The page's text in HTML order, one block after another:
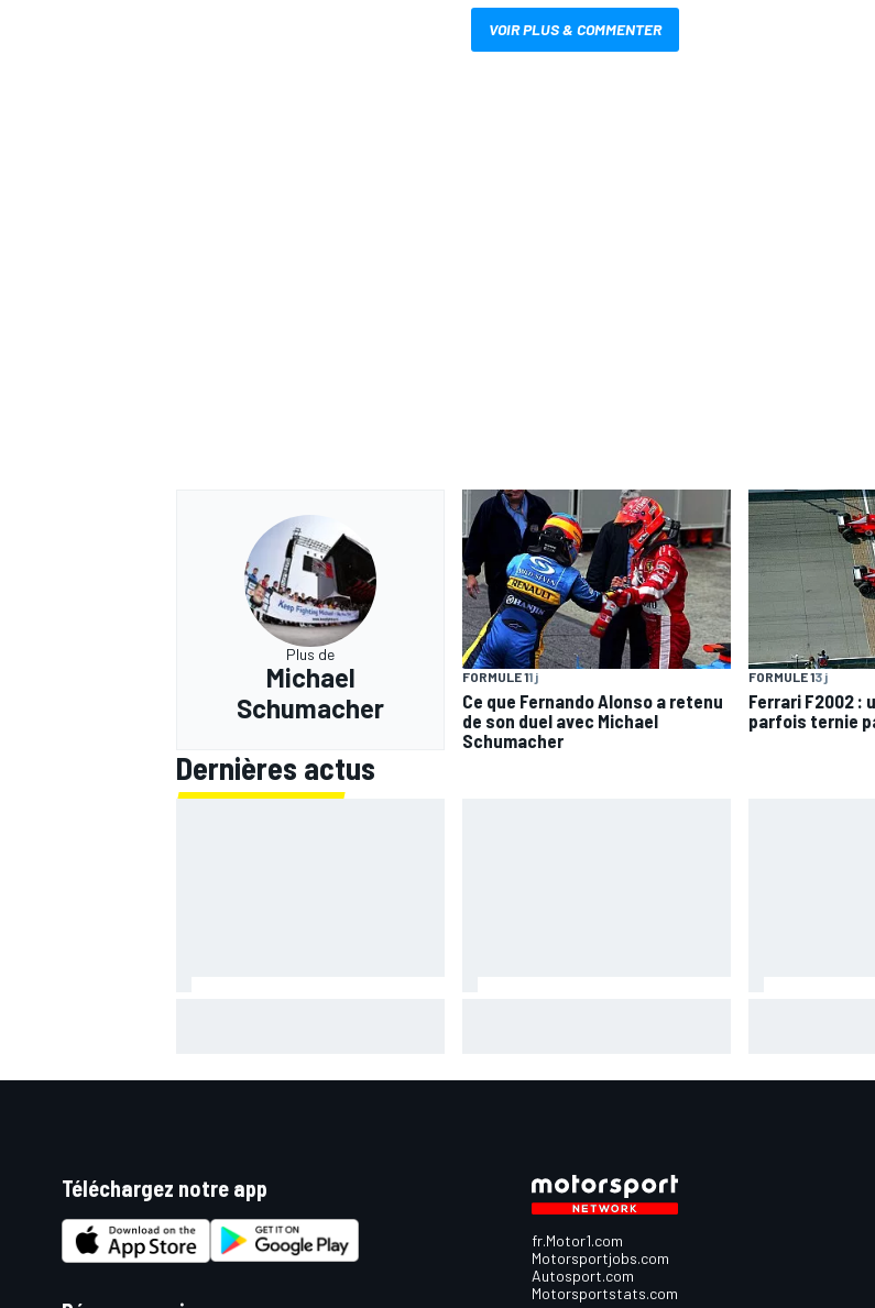
VOIR PLUS & COMMENTER
Plus de
Michael
Schumacher
FORMULE 11 j
Ce que Fernando Alonso a retenu
de son duel avec Michael
Schumacher
FORMULE 13 j
Ferrari F2002 :
parfois ternie
Dernières actus
Téléchargez notre app
fr.Motor1.com
Motorsportjobs.com
Autosport.com
Motorsportstats.com